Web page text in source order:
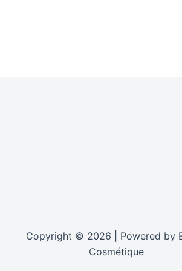
Copyright © 2026 | Powered by
Cosmétique